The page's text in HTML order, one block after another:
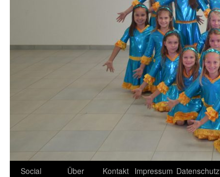
Social
Über
Kontakt Impressum